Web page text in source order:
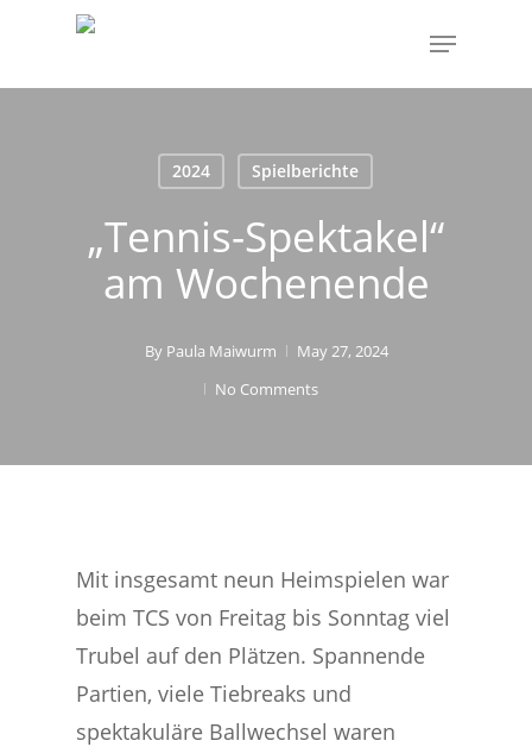
main
Menu
2024 Spielberichte
„Tennis-Spektakel“
am Wochenende
By Paula Maiwurm
May 27, 2024
No Comments
Mit insgesamt neun Heimspielen war
beim TCS von Freitag bis Sonntag viel
Trubel auf den Plätzen. Spannende
Partien, viele Tiebreaks und
spektakuläre Ballwechsel waren